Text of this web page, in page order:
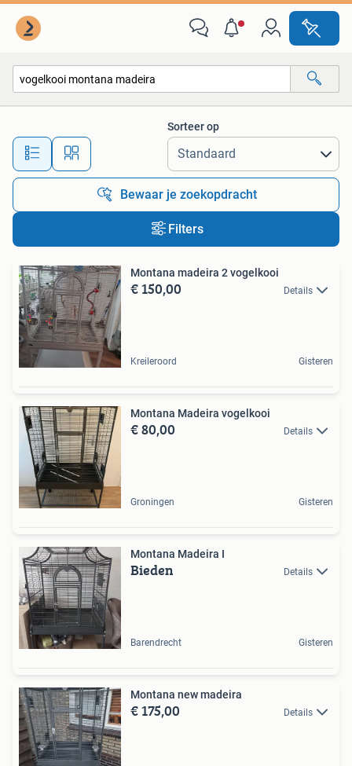
Alle afstanden…
Sorteer op
Bewaar je zoekopdracht
Filters
Montana madeira 2 vogelkooi
€ 150,00 Details
Kreileroord Gisteren
Montana Madeira vogelkooi
€ 80,00 Details
Groningen Gisteren
Montana Madeira I
Bieden Details
Barendrecht Gisteren
Montana new madeira
€ 175,00 Details